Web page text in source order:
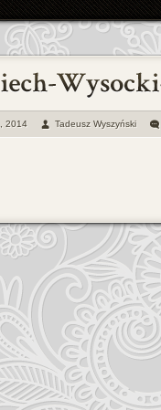
2014 Tadeusz Wyszyński